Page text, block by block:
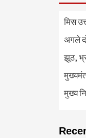
मिस
अगले
झूठ,
मुख्य